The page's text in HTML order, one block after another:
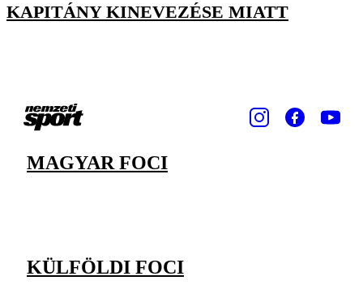
KAPITÁNY KINEVEZÉSE MIATT
MAGYAR FOCI
KÜLFÖLDI FOCI